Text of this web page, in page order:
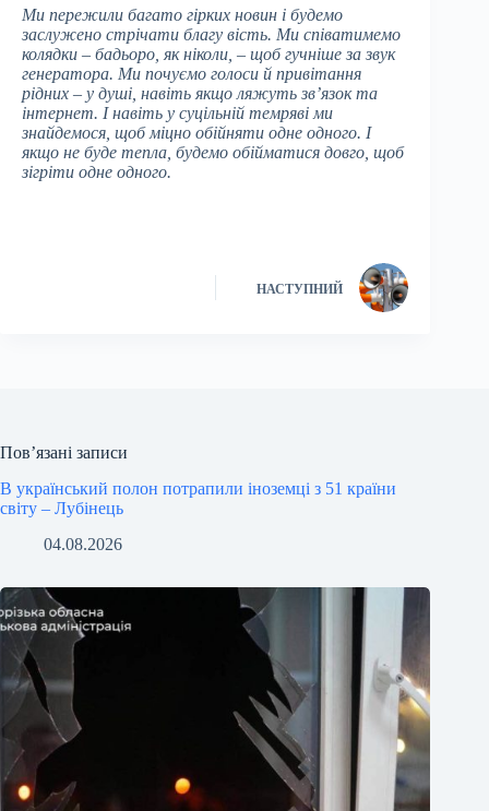
Ми пережили багато гірких новин і будемо
заслужено стрічати благу вість. Ми співатимемо
колядки – бадьоро, як ніколи, – щоб гучніше за звук
генератора. Ми почуємо голоси й привітання
рідних – у душі, навіть якщо ляжуть зв’язок та
інтернет. І навіть у суцільній темряві ми
знайдемося, щоб міцно обійняти одне одного. І
якщо не буде тепла, будемо обійматися довго, щоб
зігріти одне одного.
НАСТУПНИЙ
Пов’язані записи
В український полон потрапили іноземці з 51 країни
світу – Лубінець
04.08.2026